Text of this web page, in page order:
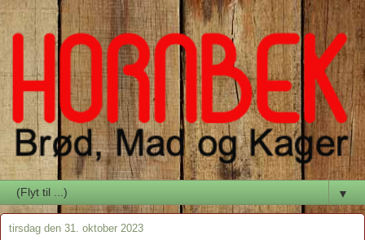
▼
tirsdag den 31. oktober 2023